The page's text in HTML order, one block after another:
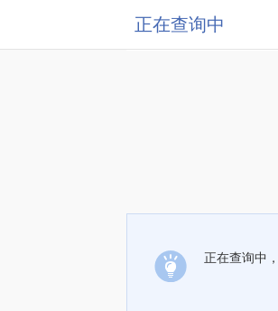
正在查询中
正在查询中